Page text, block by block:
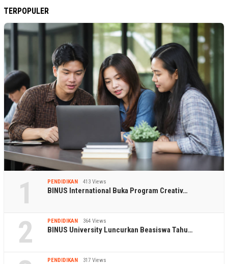
TERPOPULER
1 PENDIDIKAN 413 Views
BINUS International Buka Program Creativ…
2 PENDIDIKAN 364 Views
BINUS University Luncurkan Beasiswa Tahu…
PENDIDIKAN 317 Views